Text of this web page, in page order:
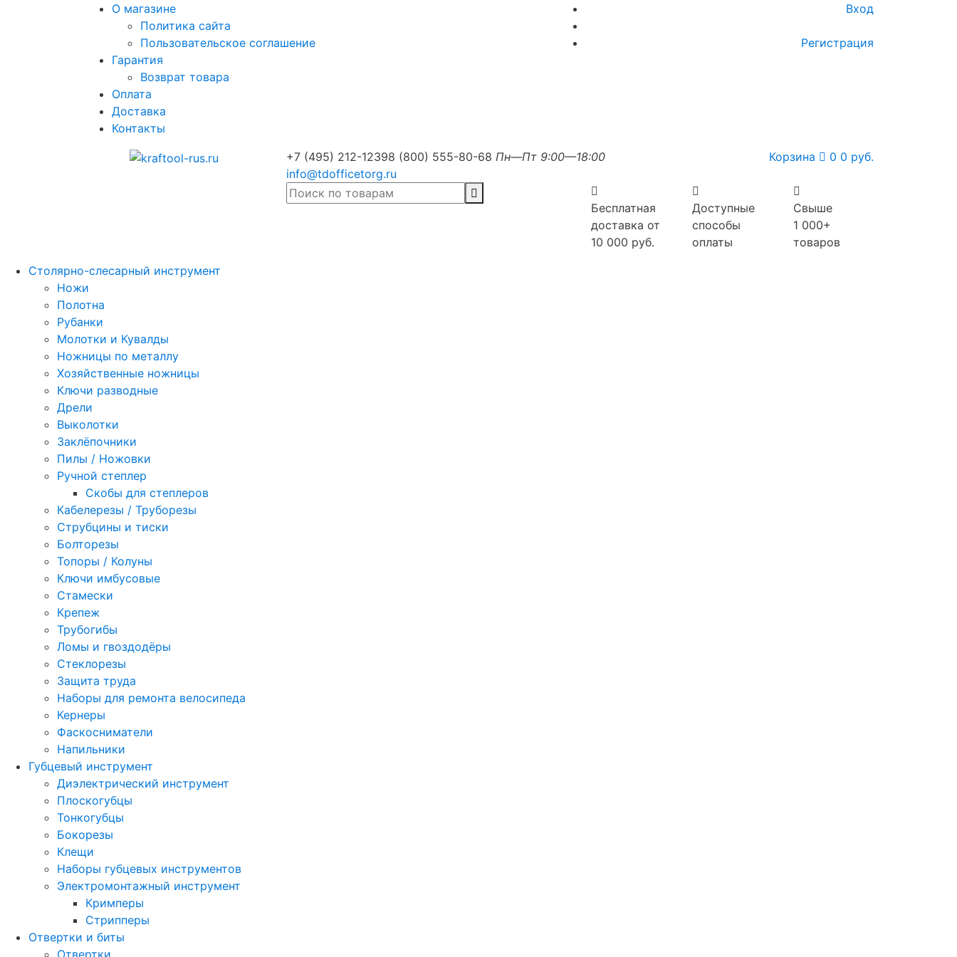
О магазине
Политика сайта
Пользовательское соглашение
Гарантия
Возврат товара
Оплата
Доставка
Контакты
Вход
Регистрация
+7 (495) 212-12398 (800) 555-80-68 Пн—Пт 9:00—18:00
info@tdofficetorg.ru
Корзина 0 0 руб.
Бесплатная
доставка от
10 000 руб.
Доступные
способы
оплаты
Свыше
1 000+
товаров
Столярно-слесарный инструмент
Ножи
Полотна
Рубанки
Молотки и Кувалды
Ножницы по металлу
Хозяйственные ножницы
Ключи разводные
Дрели
Выколотки
Заклёпочники
Пилы / Ножовки
Ручной степлер
Скобы для степлеров
Кабелерезы / Труборезы
Струбцины и тиски
Болторезы
Топоры / Колуны
Ключи имбусовые
Стамески
Крепеж
Трубогибы
Ломы и гвоздодёры
Стеклорезы
Защита труда
Наборы для ремонта велосипеда
Кернеры
Фаскосниматели
Напильники
Губцевый инструмент
Диэлектрический инструмент
Плоскогубцы
Тонкогубцы
Бокорезы
Клещи
Наборы губцевых инструментов
Электромонтажный инструмент
Кримперы
Стрипперы
Отвертки и биты
Отвертки